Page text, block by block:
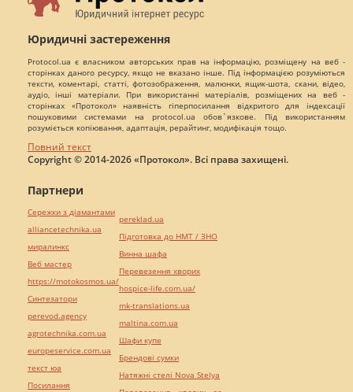
Юридичні застереження
Protocol.ua є власником авторських прав на інформацію, розміщену на веб -
сторінках даного ресурсу, якщо не вказано інше. Під інформацією розуміються
тексти, коментарі, статті, фотозображення, малюнки, ящик-шота, скани, відео,
аудіо, інші матеріали. При використанні матеріалів, розміщених на веб -
сторінках «Протокол» наявність гіперпосилання відкритого для індексації
пошуковими системами на protocol.ua обов`язкове. Під використанням
розуміється копіювання, адаптація, рерайтинг, модифікація тощо.
Повний текст
Copyright © 2014-2026 «Протокол». Всі права захищені.
Партнери
Сережки з діамантами
alliancetechnika.ua
миралинкс
Веб мастер
https://motokosmos.ua/
Синтезатори
perevod.agency
agrotechnika.com.ua
europeservice.com.ua
текст юа
Посилання
pereklad.ua
Підготовка до НМТ / ЗНО
Винна шафа
Перевезення хворих
hospice-life.com.ua/
mk-translations.ua
maltina.com.ua
Шафи купе
Брендові сумки
Натяжні стелі Nova Stelya